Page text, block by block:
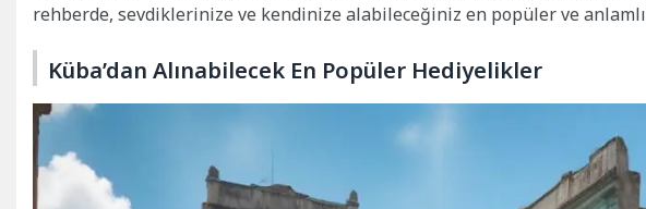
rehberde, sevdiklerinize ve kendinize alabileceğiniz en popüler ve
Küba’dan Alınabilecek En Popüler Hediyelikler